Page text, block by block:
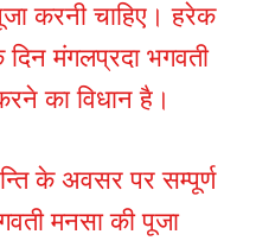
करनी चाहिए। हरेक
मंगलप्रदा भगवती
का विधान है।
के अवसर पर सम्पूर्ण
मनसा की पूजा